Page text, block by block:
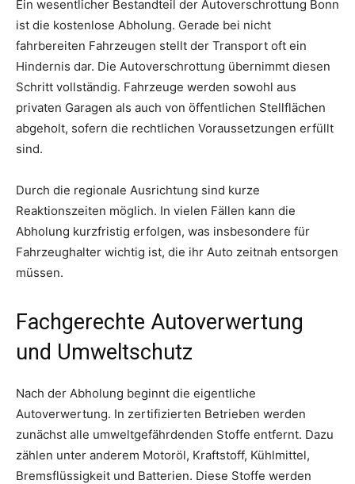
Ein wesentlicher Bestandteil der Autoverschrottung Bonn
ist die kostenlose Abholung. Gerade bei nicht
fahrbereiten Fahrzeugen stellt der Transport oft ein
Hindernis dar. Die Autoverschrottung übernimmt diesen
Schritt vollständig. Fahrzeuge werden sowohl aus
privaten Garagen als auch von öffentlichen Stellflächen
abgeholt, sofern die rechtlichen Voraussetzungen erfüllt
sind.
Durch die regionale Ausrichtung sind kurze
Reaktionszeiten möglich. In vielen Fällen kann die
Abholung kurzfristig erfolgen, was insbesondere für
Fahrzeughalter wichtig ist, die ihr Auto zeitnah entsorgen
müssen.
Fachgerechte Autoverwertung
und Umweltschutz
Nach der Abholung beginnt die eigentliche
Autoverwertung. In zertifizierten Betrieben werden
zunächst alle umweltgefährdenden Stoffe entfernt. Dazu
zählen unter anderem Motoröl, Kraftstoff, Kühlmittel,
Bremsflüssigkeit und Batterien. Diese Stoffe werden